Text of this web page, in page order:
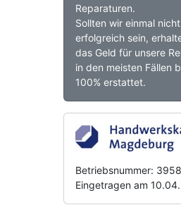
Reparaturen.
Sollten wir einmal nicht
erfolgreich sein,
das Geld für unsere
in den meisten Fällen
100% erstattet.
Betriebsnummer:
Eingetragen am